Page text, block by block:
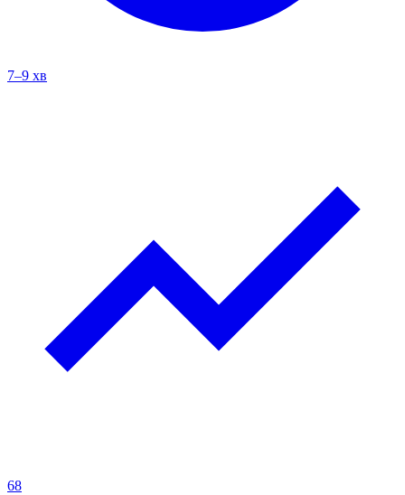
7–9 хв
68